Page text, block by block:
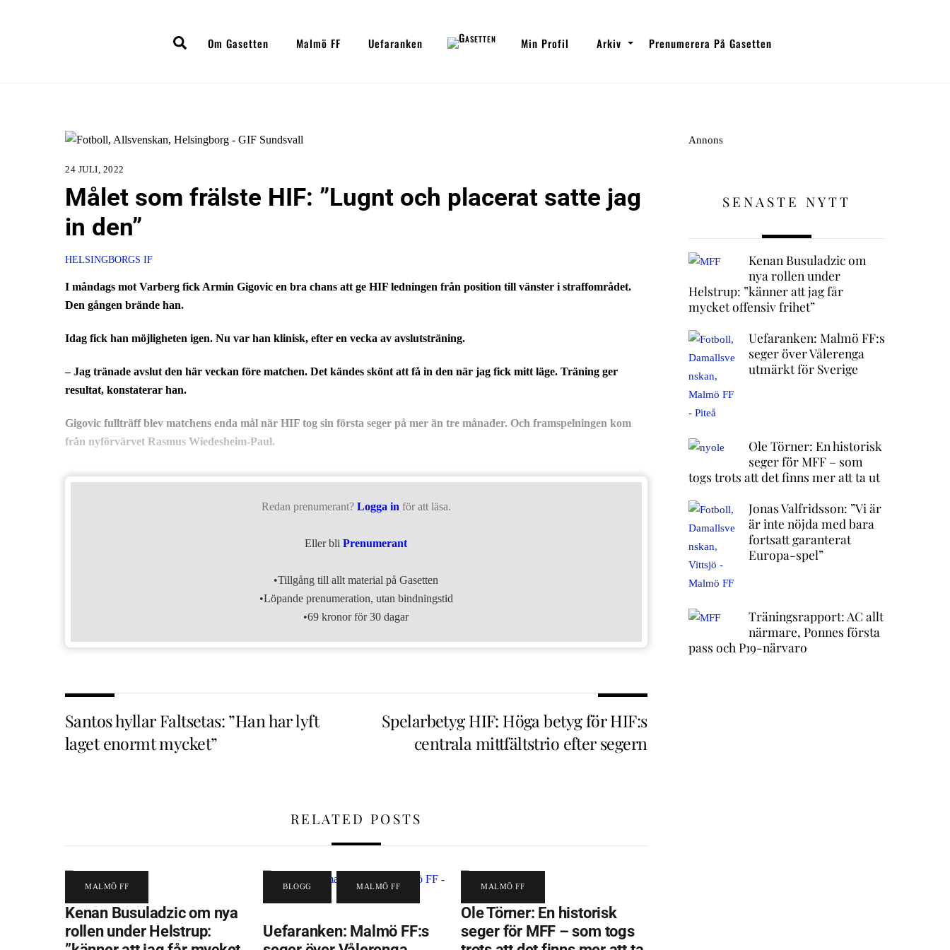
SearchOm Gasetten Malmö FF Uefaranken Min Profil Arkiv Prenumerera På Gasetten
24 JULI, 2022
Målet som frälste HIF: ”Lugnt och placerat satte jag
in den”
HELSINGBORGS IF
I måndags mot Varberg fick Armin Gigovic en bra chans att ge HIF ledningen från position till vänster i straffområdet.
Den gången brände han.
Idag fick han möjligheten igen. Nu var han klinisk, efter en vecka av avslutsträning.
– Jag tränade avslut den här veckan före matchen. Det kändes skönt att få in den när jag fick mitt läge. Träning ger
resultat, konstaterar han.
Gigovic fullträff blev matchens enda mål när HIF tog sin första seger på mer än tre månader. Och framspelningen kom
från nyförvärvet Rasmus Wiedesheim-Paul.
Redan prenumerant? Logga in för att läsa.
Eller bliPrenumerant
•Tillgång till allt material på Gasetten
•Löpande prenumeration, utan bindningstid
•69 kronor för 30 dagar
Santos hyllar Faltsetas: ”Han har lyft
laget enormt mycket”
Spelarbetyg HIF: Höga betyg för HIF:s
centrala mittfältstrio efter segern
RELATED POSTS
MALMÖ FF
Kenan Busuladzic om nya
rollen under Helstrup:
BLOGG MALMÖ FF
Uefaranken: Malmö FF:s
MALMÖ FF
Ole Törner: En historisk
seger för MFF – som togs
Annons
SENASTE NYTT
Kenan Busuladzic om
nya rollen under
Helstrup: ”känner att jag får
mycket offensiv frihet”
Uefaranken: Malmö FF:s
seger över Vålerenga
utmärkt för Sverige
Ole Törner: En historisk
seger för MFF – som
togs trots att det finns mer att ta ut
Jonas Valfridsson: ”Vi är
är inte nöjda med bara
fortsatt garanterat
Europa-spel”
Träningsrapport: AC allt
närmare, Ponnes första
pass och P19-närvaro